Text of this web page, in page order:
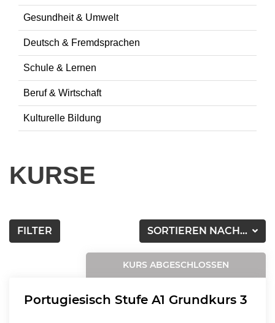
Gesundheit & Umwelt
Deutsch & Fremdsprachen
Schule & Lernen
Beruf & Wirtschaft
Kulturelle Bildung
KURSE
SORTIEREN NACH...
FILTER
KURS ABGESCHLOSSEN
Portugiesisch Stufe A1 Grundkurs 3